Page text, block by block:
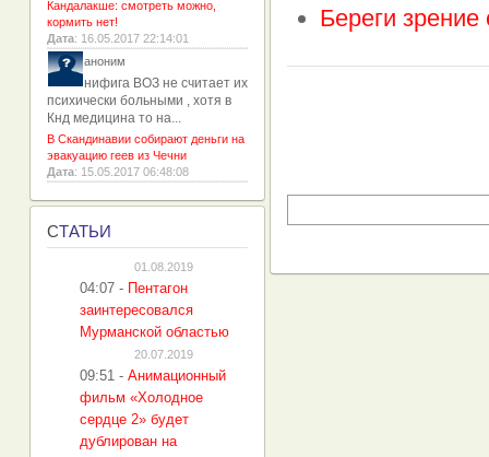
Береги
Кандалакше: смотреть можно,
кормить нет!
Дата: 16.05.2017 22:14:01
аноним
нифига ВОЗ не считает их
психически больными , хотя в
Кнд медицина то на...
В Скандинавии собирают деньги на
эвакуацию геев из Чечни
Дата: 15.05.2017 06:48:08
СТАТЬИ
01.08.2019
04:07 - Пентагон
заинтересовался
Мурманской областью
20.07.2019
09:51 - Анимационный
фильм «Холодное
сердце 2» будет
дублирован на